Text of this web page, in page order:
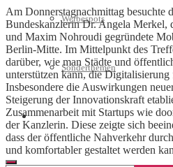
Werbespots
Sonderthemen
Geschäftskonto eröffnen
Am Donnerstagnachmittag besuchte
Bundeskanzlerin Dr. Angela Merkel,
und Maxim Nohroudi gegründete
Berlin-Mitte. Im Mittelpunkt des
darüber, wie man Städte und
unterstützen kann, die Digitalisierung
Insbesondere die Auswirkungen
Steigerung der Innovationskraft
Zusammenarbeit mit Startups wie
der Kanzlerin. Diese zeigte sich
dass der öffentliche Nahverkehr
und komfortabler gestaltet werden